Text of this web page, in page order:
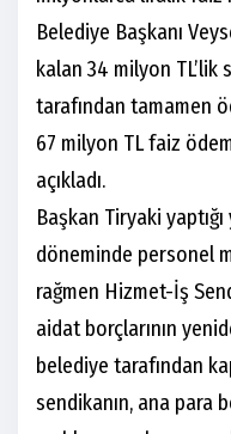
Belediye Başkanı
kalan 34 milyon
tarafından tamamen
67 milyon TL faiz
açıkladı.
Başkan Tiryaki
döneminde personel
rağmen Hizmet-İş
aidat borçlarının
belediye tarafından
sendikanın, ana para